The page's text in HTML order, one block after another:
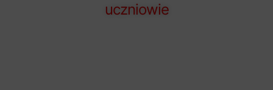
uczniowie